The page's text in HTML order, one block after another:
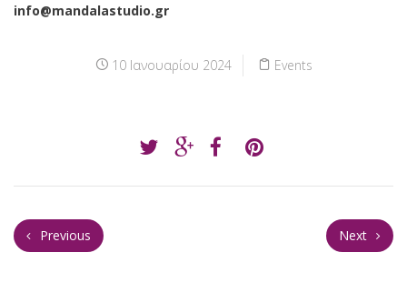
info@mandalastudio.gr
10 Ιανουαρίου 2024 Events
Previous Next